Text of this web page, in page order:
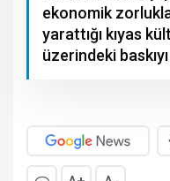
ekonomik
yarattığı kıyas
üzerindeki